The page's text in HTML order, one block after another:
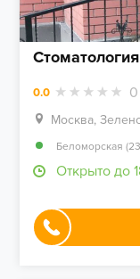
0.0 0
Москва,
Беломорская
Открыто до